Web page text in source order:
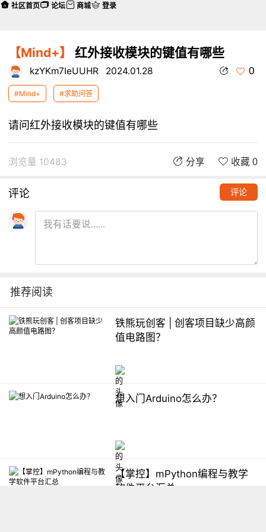
【Mind+】 红外接收模块的键值有哪些
kzYKm7IeUUHR 2024.01.28 0
#Mind+ #求助问答
请问红外接收模块的键值有哪些
浏览量 10483 分享 收藏 0
评论 评论
推荐阅读
铁熊玩创客 | 创客项目缺少高颜
值电路图？
想入门Arduino怎么办？
【掌控】mPython编程与教学
软件平台汇总
社区首页 论坛 商城 登录